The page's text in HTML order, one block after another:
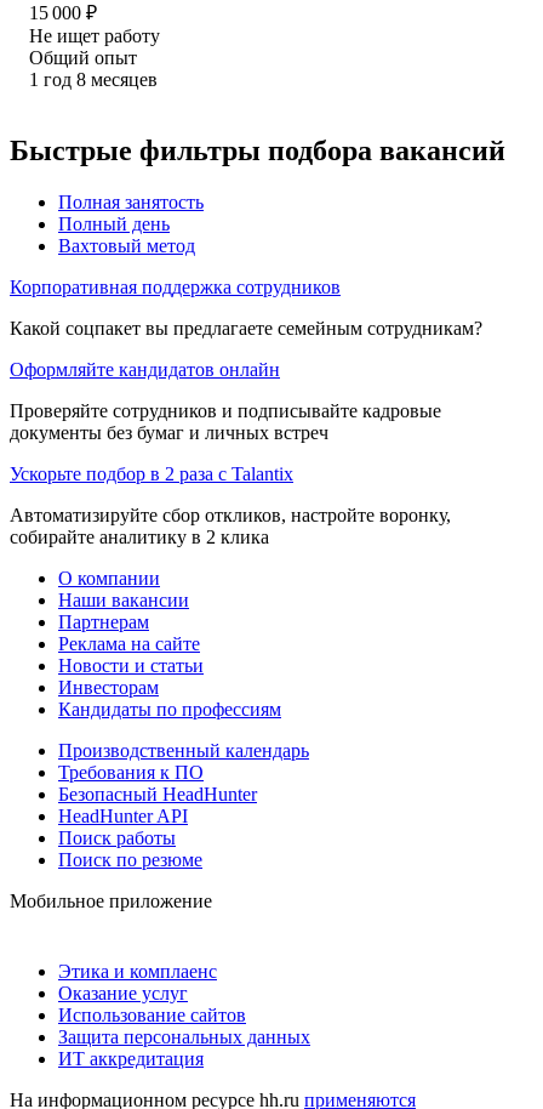
15 000 ₽
Не ищет работу
Общий опыт
1 год 8 месяцев
Быстрые фильтры подбора вакансий
Полная занятость
Полный день
Вахтовый метод
Корпоративная поддержка сотрудников
Какой соцпакет вы предлагаете семейным сотрудникам?
Оформляйте кандидатов онлайн
Проверяйте сотрудников и подписывайте кадровые
документы без бумаг и личных встреч
Ускорьте подбор в 2 раза с Talantix
Автоматизируйте сбор откликов, настройте воронку,
собирайте аналитику в 2 клика
О компании
Наши вакансии
Партнерам
Реклама на сайте
Новости и статьи
Инвесторам
Кандидаты по профессиям
Производственный календарь
Требования к ПО
Безопасный HeadHunter
HeadHunter API
Поиск работы
Поиск по резюме
Мобильное приложение
Этика и комплаенс
Оказание услуг
Использование сайтов
Защита персональных данных
ИТ аккредитация
На информационном ресурсе hh.ru применяются